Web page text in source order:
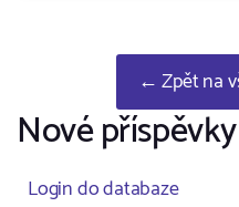
← Zpět na
Nové příspěvky
Login do databaze